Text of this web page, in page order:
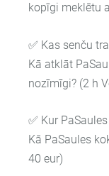
kopīgi meklētu
✅ Kas senču
Kā atklāt
nozīmīgi? (2 h
✅ Kur
Kā PaSaules
40 eur)